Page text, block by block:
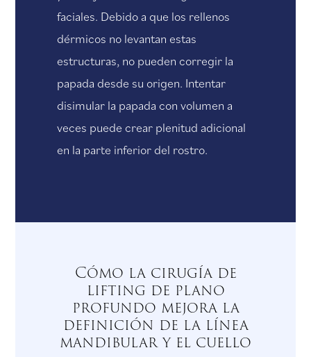
faciales. Debido a que los rellenos
dérmicos no levantan estas
estructuras, no pueden corregir la
papada desde su origen. Intentar
disimular la papada con volumen a
veces puede crear plenitud adicional
en la parte inferior del rostro.
Cómo la cirugía de
lifting de plano
profundo mejora la
definición de la línea
mandibular y el cuello